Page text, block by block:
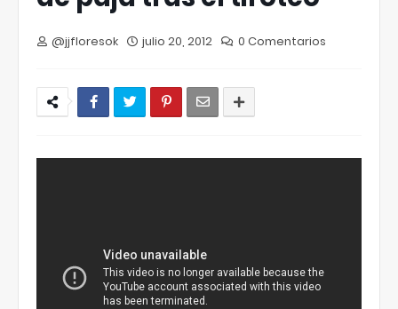
@jjfloresok julio 20, 2012 0 Comentarios